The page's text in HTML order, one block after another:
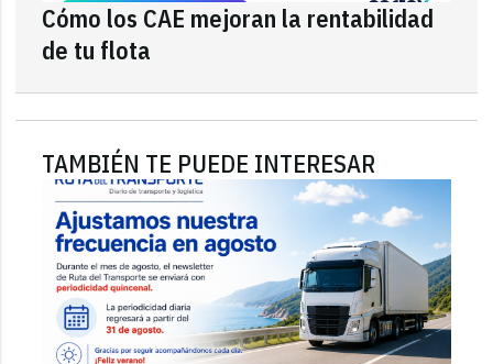
Cómo los CAE mejoran la rentabilidad
de tu flota
TAMBIÉN TE PUEDE INTERESAR